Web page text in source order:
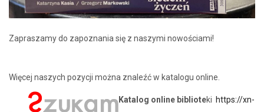
Zapraszamy do zapoznania się z naszymi nowościami!
Więcej naszych pozycji można znaleźć w katalogu online.
Katalog online biblioteki https://xn-